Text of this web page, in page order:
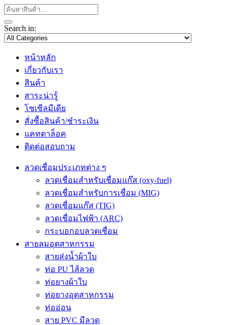
Search in:
หน้าหลัก
เกี่ยวกับเรา
สินค้า
สาระน่ารู้
โซเซีลมีเดีย
สั่งซื้อสินค้า/ชำระเงิน
แคทตาล็อค
ติดต่อสอบถาม
ลวดเชื่อมประเภทต่าง ๆ
ลวดเชื่อมสำหรับเชื่อมแก๊ส (oxy-fuel)
ลวดเชื่อมสำหรับการเชื่อม (MIG)
ลวดเชื่อมแก๊ส (TIG)
ลวดเชื่อมไฟฟ้า (ARC)
กระบอกอบลวดเชื่อม
สายลมอุตสาหกรรม
สายส่งน้ำผ้าใบ
ท่อ PU ไส้ลวด
ท่อยางผ้าใบ
ท่อยางอุตสาหกรรม
ท่ออ่อน
สาย PVC มีลวด